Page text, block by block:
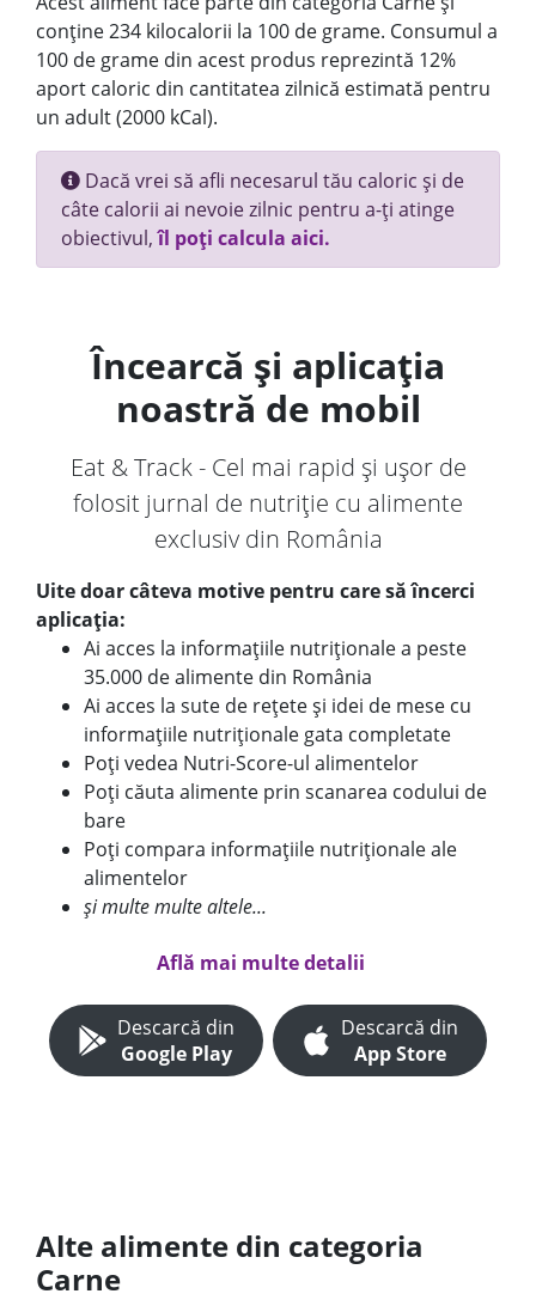
conține 234 kilocalorii la 100 de grame. Consumul a
100 de grame din acest produs reprezintă 12%
aport caloric din cantitatea zilnică estimată pentru
un adult (2000 kCal).
Dacă vrei să afli necesarul tău caloric și de
câte calorii ai nevoie zilnic pentru a-ți atinge
obiectivul,îl poți calcula aici.
Încearcă și aplicația
noastră de mobil
Eat & Track - Cel mai rapid și ușor de
folosit jurnal de nutriție cu alimente
exclusiv din România
Uite doar câteva motive pentru care să încerci
aplicația:
Ai acces la informațiile nutriționale a peste
35.000 de alimente din România
Ai acces la sute de rețete și idei de mese cu
informațiile nutriționale gata completate
Poți vedea Nutri-Score-ul alimentelor
Poți căuta alimente prin scanarea codului de
bare
Poți compara informațiile nutriționale ale
alimentelor
și multe multe altele...
Află mai multe detalii
Descarcă din
Google Play
Descarcă din
App Store
Alte alimente din categoria
Carne